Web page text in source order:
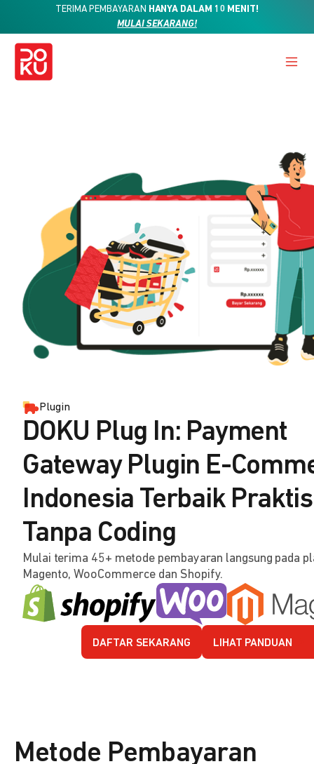
TERIMA PEMBAYARAN HANYA DALAM 10 MENIT!
MULAI SEKARANG!
Plugin
DOKU Plug In: Payment
Gateway Plugin E-
Indonesia Terbaik Praktis
Tanpa Coding
Mulai terima 45+ metode pembayaran langsung pada
Magento, WooCommerce dan Shopify.
DAFTAR SEKARANG LIHAT PANDUAN
Metode Pembayaran